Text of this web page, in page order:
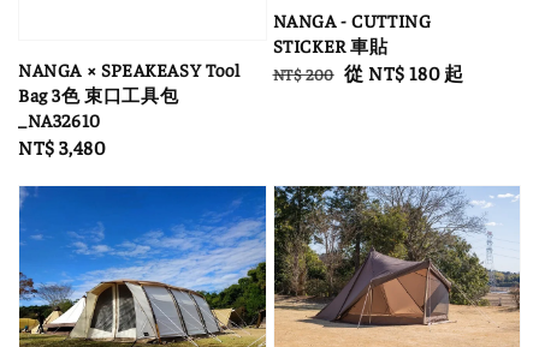
NANGA × SPEAKEASY Tool
Bag 3色 束口工具包
_NA32610
Regular
NT$ 3,480
NANGA - CUTTING
STICKER 車貼
Regular
NT$ 200 Sale
從 NT$ 180起